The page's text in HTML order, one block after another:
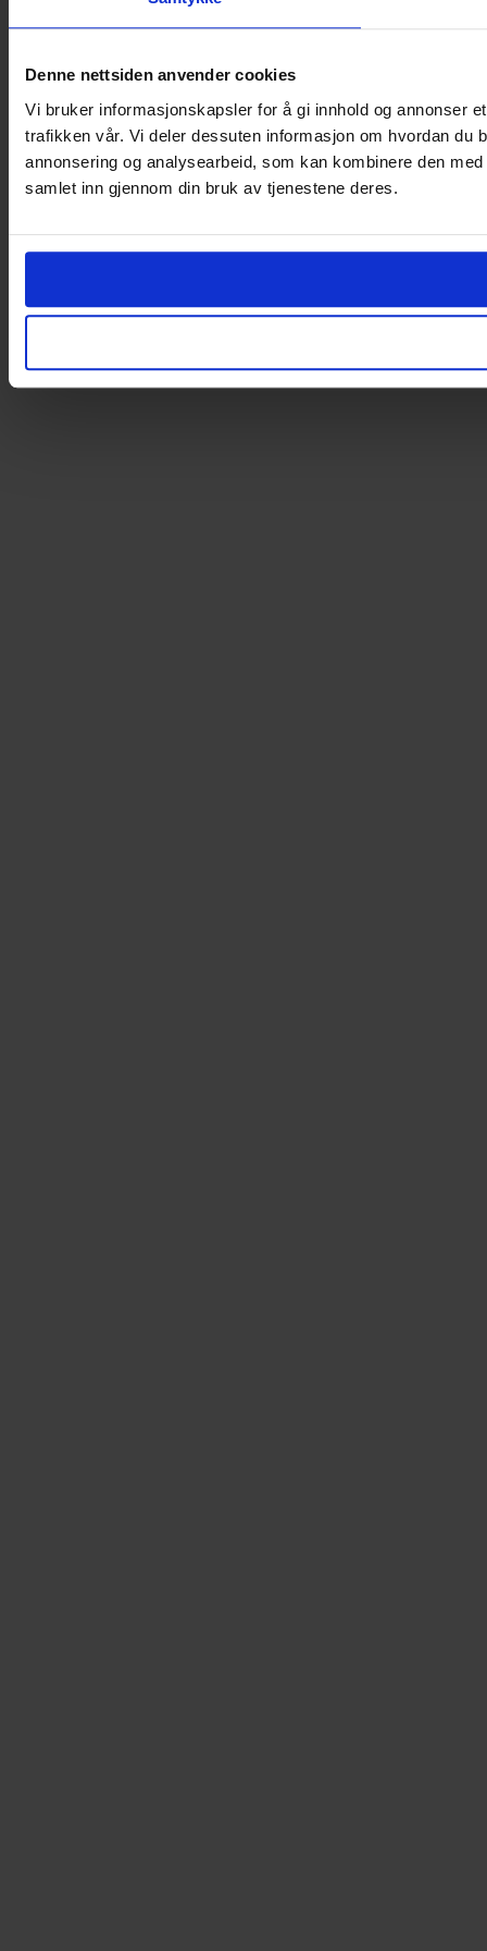
Denne nettsiden anvender cookies
Vi bruker informasjonskapsler for å gi innhold og annonser
trafikken vår. Vi deler dessuten informasjon om hvordan du
annonsering og analysearbeid, som kan kombinere den
samlet inn gjennom din bruk av tjenestene deres.